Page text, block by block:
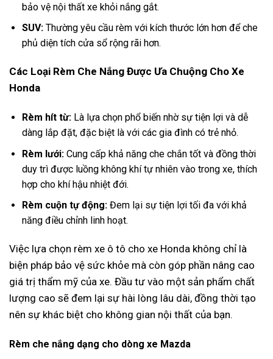
bảo vệ nội thất xe khỏi nắng gắt.
SUV:Thường yêu cầu rèm với kích thước lớn hơn để che
phủ diện tích cửa sổ rộng rãi hơn.
Các Loại Rèm Che Nắng Được Ưa Chuộng Cho Xe
Honda
Rèm hít từ:Là lựa chọn phổ biến nhờ sự tiện lợi và dễ
dàng lắp đặt, đặc biệt là với các gia đình có trẻ nhỏ.
Rèm lưới:Cung cấp khả năng che chắn tốt và đồng thời
duy trì được luồng không khí tự nhiên vào trong xe, thích
hợp cho khí hậu nhiệt đới.
Rèm cuộn tự động:Đem lại sự tiện lợi tối đa với khả
năng điều chỉnh linh hoạt.
Việc lựa chọn rèm xe ô tô cho xe Honda không chỉ là
biện pháp bảo vệ sức khỏe mà còn góp phần nâng cao
giá trị thẩm mỹ của xe. Đầu tư vào một sản phẩm chất
lượng cao sẽ đem lại sự hài lòng lâu dài, đồng thời tạo
nên sự khác biệt cho không gian nội thất của bạn.
Rèm che nắng dạng cho dòng xe Mazda